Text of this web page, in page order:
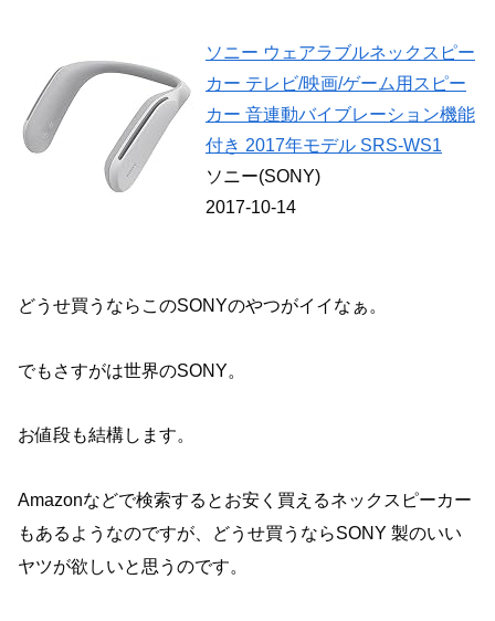
ソニー ウェアラブルネックスピー
カー テレビ/映画/ゲーム用スピー
カー 音連動バイブレーション機能
付き 2017年モデル SRS-WS1
ソニー(SONY)
2017-10-14
どうせ買うならこのSONYのやつがイイなぁ。
でもさすがは世界のSONY。
お値段も結構します。
Amazonなどで検索するとお安く買えるネックスピーカー
もあるようなのですが、どうせ買うならSONY 製のいい
ヤツが欲しいと思うのです。